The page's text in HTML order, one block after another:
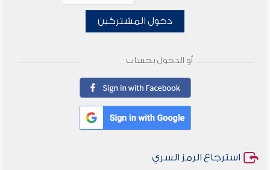
دخول المشتركين
أو الدخول بحساب
استرجاع الرمز السري